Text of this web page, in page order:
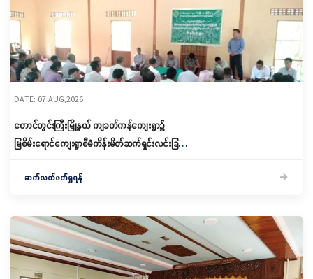
DATE: 07 AUG,2026
တောင်တွင်းကြီးမြို့နယ် ကျခတ်ကန်ကျေးရွာ၌
မြစိမ်းရောင်ကျေးရွာစီမံကိန်းမိတ်ဆက်ရှင်းလင်းခြင်း
ဆက်လက်ဖတ်ရှုရန်